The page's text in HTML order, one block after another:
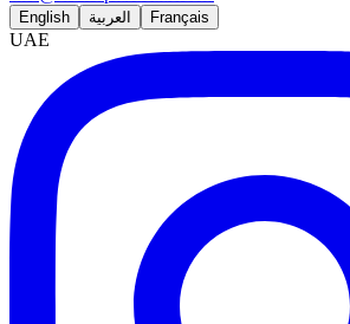
English العربية Français
UAE